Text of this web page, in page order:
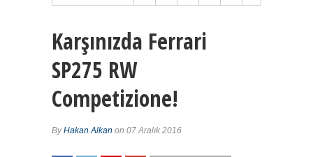
Karşınızda Ferrari
SP275 RW
Competizione!
ByHakan Alkan on 07 Aralık 2016